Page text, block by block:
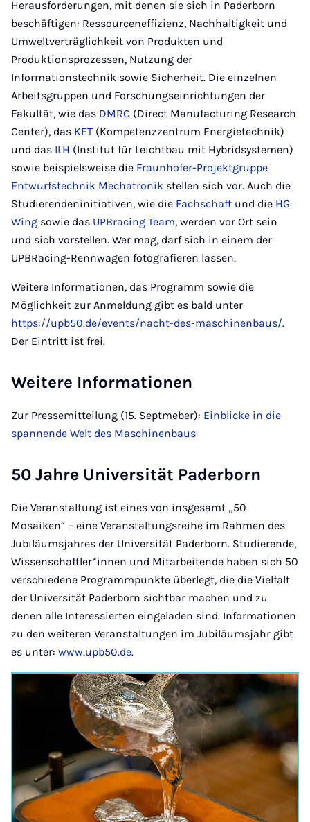
Herausforderungen, mit denen sie sich in Paderborn
beschäftigen: Ressourceneffizienz, Nachhaltigkeit und
Umweltverträglichkeit von Produkten und
Produktionsprozessen, Nutzung der
Informationstechnik sowie Sicherheit. Die einzelnen
Arbeitsgruppen und Forschungseinrichtungen der
Fakultät, wie das DMRC (Direct Manufacturing Research
Center), das KET (Kompetenzzentrum Energietechnik)
und das ILH (Institut für Leichtbau mit Hybridsystemen)
sowie beispielsweise die Fraunhofer-Projektgruppe
Entwurfstechnik Mechatronik stellen sich vor. Auch die
Studierendeninitiativen, wie die Fachschaft und die HG
Wing sowie das UPBracing Team, werden vor Ort sein
und sich vorstellen. Wer mag, darf sich in einem der
UPBRacing-Rennwagen fotografieren lassen.
Weitere Informationen, das Programm sowie die
Möglichkeit zur Anmeldung gibt es bald unter
https://upb50.de/events/nacht-des-maschinenbaus/.
Der Eintritt ist frei.
Weitere Informationen
Zur Pressemitteilung (15. Septmeber): Einblicke in die
spannende Welt des Maschinenbaus
50 Jahre Universität Paderborn
Die Veranstaltung ist eines von insgesamt „50
Mosaiken“ – eine Veranstaltungsreihe im Rahmen des
Jubiläumsjahres der Universität Paderborn. Studierende,
Wissenschaftler*innen und Mitarbeitende haben sich 50
verschiedene Programmpunkte überlegt, die die Vielfalt
der Universität Paderborn sichtbar machen und zu
denen alle Interessierten eingeladen sind. Informationen
zu den weiteren Veranstaltungen im Jubiläumsjahr gibt
es unter: www.upb50.de.